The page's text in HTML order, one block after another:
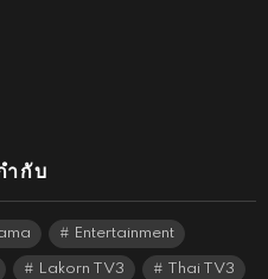
ำกับ
Entertainment
Lakorn TV3 Thai TV3